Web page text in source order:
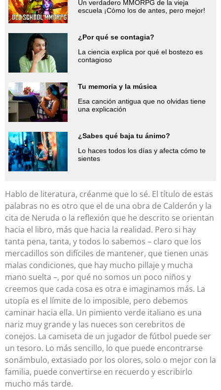
Un verdadero MMORPG de la vieja
escuela ¡Cómo los de antes, pero mejor!
¿Por qué se contagia?
La ciencia explica por qué el bostezo es
contagioso
Tu memoria y la música
Esa canción antigua que no olvidas tiene
una explicación
¿Sabes qué baja tu ánimo?
Lo haces todos los días y afecta cómo te
sientes
Hablo de literatura, créanme que lo sé. El título de estas
palabras no es otro que el de una obra de Calderón y la
cita de Neruda o la reflexión que he descrito se orientan
hacia el libro, más que hacia la realidad. Pero si hay
tanta pena, tanta, y todos lo sabemos – claro que los
mercadillos son difíciles de mantener, que tienen unas
malas condiciones, que hay mucho pillaje y mucha
mano suelta –, por qué no somos un poco niños y
creemos que cada cosa es otra e imaginamos más. La
utopía es el límite de lo imposible, pero debemos
caminar hacia ella. Un pimiento verde italiano es una
nariz muy grande y las nueces son cerebritos de
conejos. La camiseta de un jugador de fútbol puede ser
un tesoro. Lo más sencillo, lo que puede encontrarse
sonámbulo, extasiado por los olores, solo o mejor con la
familia, puede convertirse en recuerdo y escribirlo
mucho más tarde.